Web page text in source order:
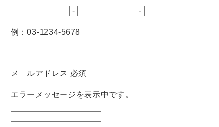
- -
例：03-1234-5678
メールアドレス 必須
エラーメッセージを表示中です。